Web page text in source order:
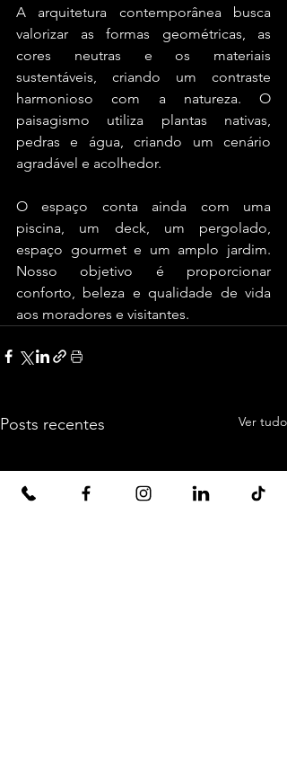
A arquitetura contemporânea busca
valorizar as formas geométricas, as
cores neutras e os materiais
sustentáveis, criando um contraste
harmonioso com a natureza. O
paisagismo utiliza plantas nativas,
pedras e água, criando um cenário
agradável e acolhedor.
O espaço conta ainda com uma
piscina, um deck, um pergolado,
espaço gourmet e um amplo jardim.
Nosso objetivo é proporcionar
conforto, beleza e qualidade de vida
aos moradores e visitantes.
Posts recentes Ver tudo